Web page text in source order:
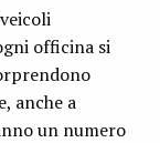
officina si
anche a
un numero